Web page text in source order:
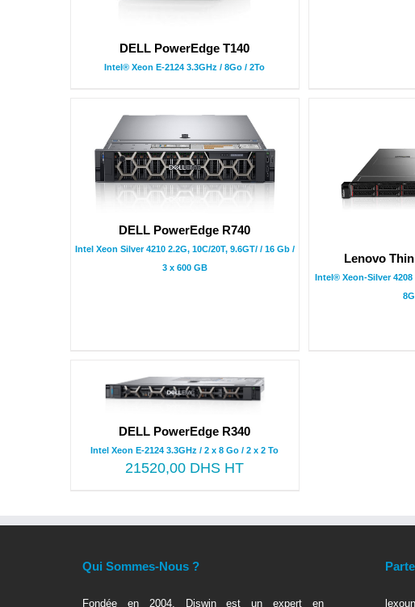
DELL PowerEdge T140
Intel® Xeon E-2124 3.3GHz / 8Go / 2To
DELL PowerEdge R740
Intel Xeon Silver 4210 2.2G, 10C/20T, 9.6GT/ / 16 Gb /
3 x 600 GB
Lenovo
Intel® Xeon-Silver 4208
DELL PowerEdge R340
Intel Xeon E-2124 3.3GHz / 2 x 8 Go / 2 x 2 To
21520,00 DHS HT
Qui Sommes-Nous ?
Fondée en 2004, Diswin est un expert en